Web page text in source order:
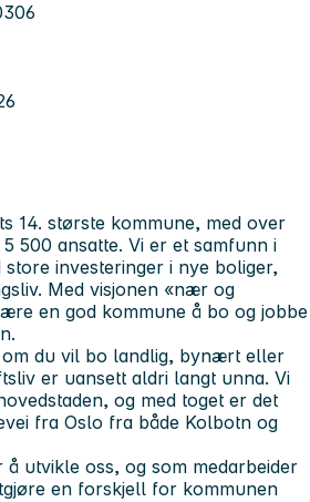
14. største kommune, med over
500 ansatte. Vi er et samfunn i
investeringer i nye boliger,
Med visjonen «nær og
en god kommune å bo og jobbe
om du vil bo landlig, bynært eller
er uansett aldri langt unna. Vi
og med toget er det
fra Oslo fra både Kolbotn og
utvikle oss, og som medarbeider
en forskjell for kommunen